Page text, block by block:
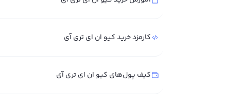
کارمزد خرید کیو ان ای تری آی
کیف پول‌های کیو ان ای تری آی